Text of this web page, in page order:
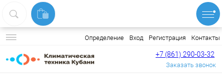
Определение Вход Регистрация Контакты
+7 (861) 290-03-32
Заказать звонок